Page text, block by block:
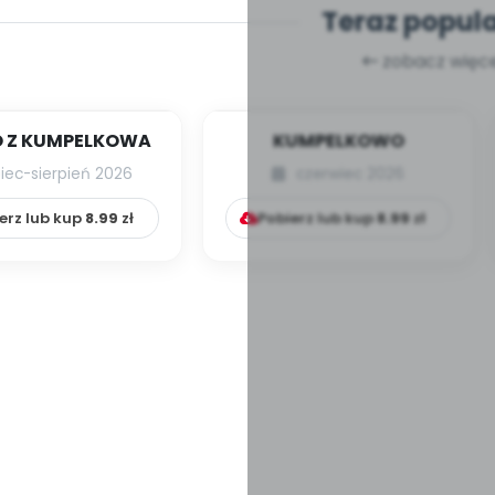
Teraz
zobacz
Z KUMPELKOWA
sierpień 2026
lub kup 8.99 zł
KUMPELKOWO
Pobierz lub kup8.99zł